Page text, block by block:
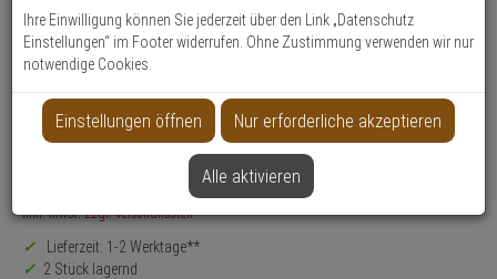
Suche
Produktmerkmale
Datenblatt drucken
Produktinformationen
inkl. MwSt. zzgl. Versandkosten
Lieferzeit: 1-2 Werktage**
2 Stück lagernd
Ihre Einwilligung können Sie jederzeit über den Link „Datenschutz
Einstellungen“ im Footer widerrufen. Ohne Zustimmung verwenden wir nur
notwendige Cookies.
Einstellungen öffnen Nur erforderliche akzeptieren
Alle aktivieren